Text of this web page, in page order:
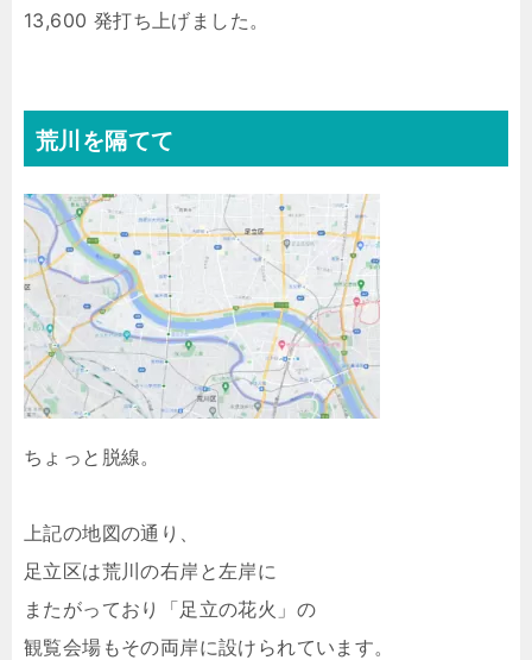
13,600 発打ち上げました。
荒川を隔てて
ちょっと脱線。
上記の地図の通り、
足立区は荒川の右岸と左岸に
またがっており「足立の花火」の
観覧会場もその両岸に設けられています。